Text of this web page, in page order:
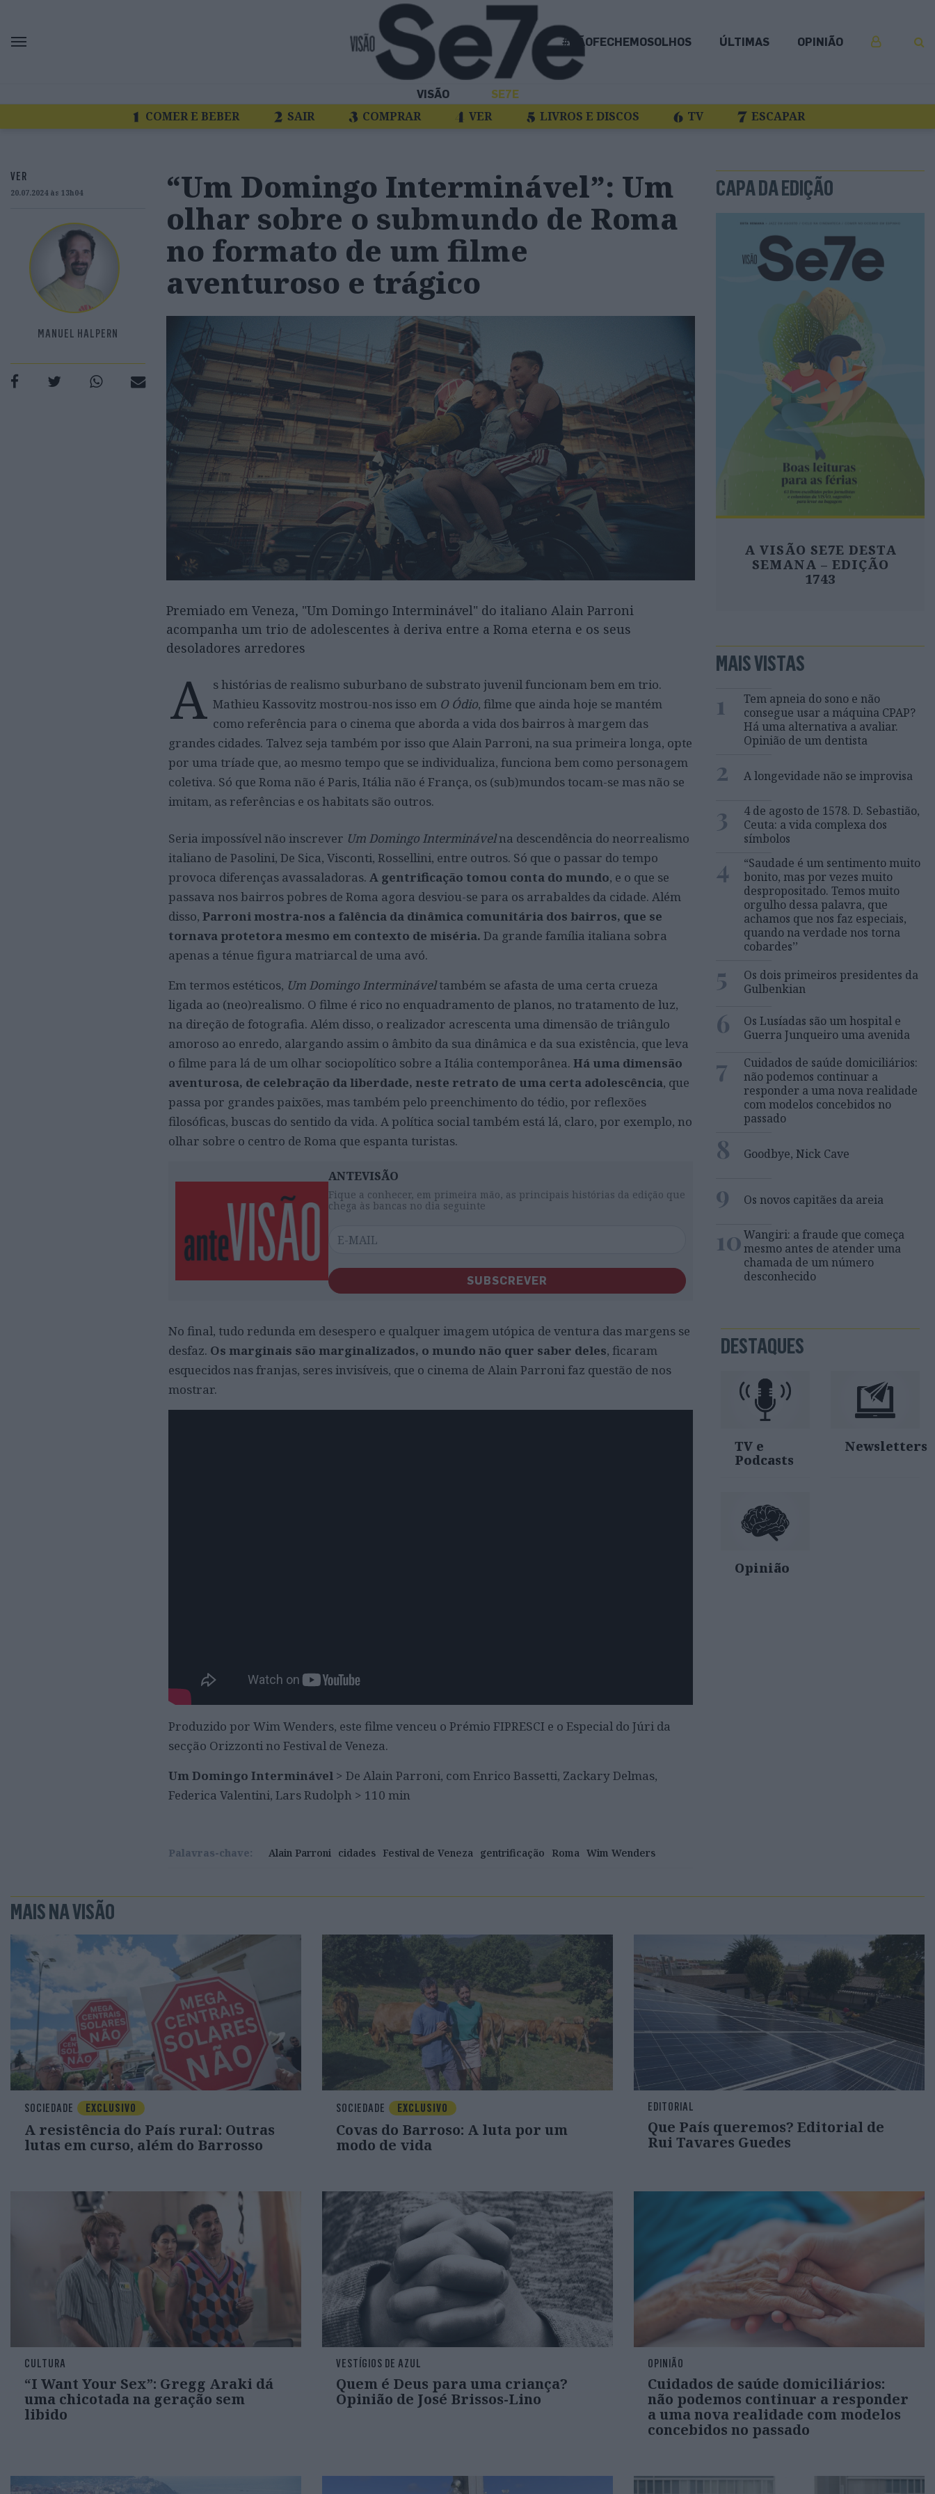
#NÃOFECHEMOSOLHOS ÚLTIMAS OPINIÃO
VISÃO SE7E
COMER E BEBER SAIR COMPRAR VER LIVROS E DISCOS TV ESCAPAR
VER
20.07.2024 às 13h04
MANUEL HALPERN
“Um Domingo Interminável”: Um
olhar sobre o submundo de Roma
no formato de um filme
aventuroso e trágico
Premiado em Veneza, "Um Domingo Interminável" do italiano Alain Parroni
acompanha um trio de adolescentes à deriva entre a Roma eterna e os seus
desoladores arredores
A s histórias de realismo suburbano de substrato juvenil funcionam bem em trio.
Mathieu Kassovitz mostrou-nos isso em O Ódio, filme que ainda hoje se mantém
como referência para o cinema que aborda a vida dos bairros à margem das
grandes cidades. Talvez seja também por isso que Alain Parroni, na sua primeira longa, opte
por uma tríade que, ao mesmo tempo que se individualiza, funciona bem como personagem
coletiva. Só que Roma não é Paris, Itália não é França, os (sub)mundos tocam-se mas não se
imitam, as referências e os habitats são outros.
Seria impossível não inscrever Um Domingo Interminávelna descendência do neorrealismo
italiano de Pasolini, De Sica, Visconti, Rossellini, entre outros. Só que o passar do tempo
provoca diferenças avassaladoras. A gentrificação tomou conta do mundo, e o que se
passava nos bairros pobres de Roma agora desviou-se para os arrabaldes da cidade. Além
disso, Parroni mostra-nos a falência da dinâmica comunitária dos bairros, que se
tornava protetora mesmo em contexto de miséria. Da grande família italiana sobra
apenas a ténue figura matriarcal de uma avó.
Em termos estéticos, Um Domingo Intermináveltambém se afasta de uma certa crueza
ligada ao (neo)realismo. O filme é rico no enquadramento de planos, no tratamento de luz,
na direção de fotografia. Além disso, o realizador acrescenta uma dimensão de triângulo
amoroso ao enredo, alargando assim o âmbito da sua dinâmica e da sua existência, que leva
o filme para lá de um olhar sociopolítico sobre a Itália contemporânea. Há uma dimensão
aventurosa, de celebração da liberdade, neste retrato de uma certa adolescência, que
passa por grandes paixões, mas também pelo preenchimento do tédio, por reflexões
filosóficas, buscas do sentido da vida. A política social também está lá, claro, por exemplo, no
olhar sobre o centro de Roma que espanta turistas.
ANTEVISÃO
Fique a conhecer, em primeira mão, as principais histórias da edição que
chega às bancas no dia seguinte
SUBSCREVER
No final, tudo redunda em desespero e qualquer imagem utópica de ventura das margens se
desfaz. Os marginais são marginalizados, o mundo não quer saber deles, ficaram
esquecidos nas franjas, seres invisíveis, que o cinema de Alain Parroni faz questão de nos
mostrar.
Produzido por Wim Wenders, este filme venceu o Prémio FIPRESCI e o Especial do Júri da
secção Orizzonti no Festival de Veneza.
Um Domingo Interminável > De Alain Parroni, com Enrico Bassetti, Zackary Delmas,
Federica Valentini, Lars Rudolph > 110 min
Palavras-chave: Alain Parroni cidades Festival de Veneza gentrificação Roma Wim Wenders
CAPA DA EDIÇÃO
A VISÃO SE7E DESTA
SEMANA – EDIÇÃO
1743
MAIS VISTAS
1
Tem apneia do sono e não
consegue usar a máquina CPAP?
Há uma alternativa a avaliar.
Opinião de um dentista
2 A longevidade não se improvisa
3
4 de agosto de 1578. D. Sebastião,
Ceuta: a vida complexa dos
símbolos
4
“Saudade é um sentimento muito
bonito, mas por vezes muito
despropositado. Temos muito
orgulho dessa palavra, que
achamos que nos faz especiais,
quando na verdade nos torna
cobardes’’
5
Os dois primeiros presidentes da
Gulbenkian
6
Os Lusíadas são um hospital e
Guerra Junqueiro uma avenida
7
Cuidados de saúde domiciliários:
não podemos continuar a
responder a uma nova realidade
com modelos concebidos no
passado
8 Goodbye, Nick Cave
9 Os novos capitães da areia
10Wangiri: a fraude que começa
mesmo antes de atender uma
chamada de um número
desconhecido
DESTAQUES
TV e
Podcasts
Newsletters
Opinião
MAIS NA VISÃO
SOCIEDADE EXCLUSIVO
A resistência do País rural: Outras
lutas em curso, além do Barrosso
SOCIEDADE EXCLUSIVO
Covas do Barroso: A luta por um
modo de vida
EDITORIAL
Que País queremos? Editorial de
Rui Tavares Guedes
CULTURA
“I Want Your Sex”: Gregg Araki dá
uma chicotada na geração sem
libido
VESTÍGIOS DE AZUL
Quem é Deus para uma criança?
Opinião de José Brissos-Lino
OPINIÃO
Cuidados de saúde domiciliários:
não podemos continuar a responder
a uma nova realidade com modelos
concebidos no passado